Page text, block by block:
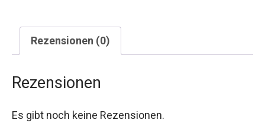
Rezensionen (0)
Rezensionen
Es gibt noch keine Rezensionen.